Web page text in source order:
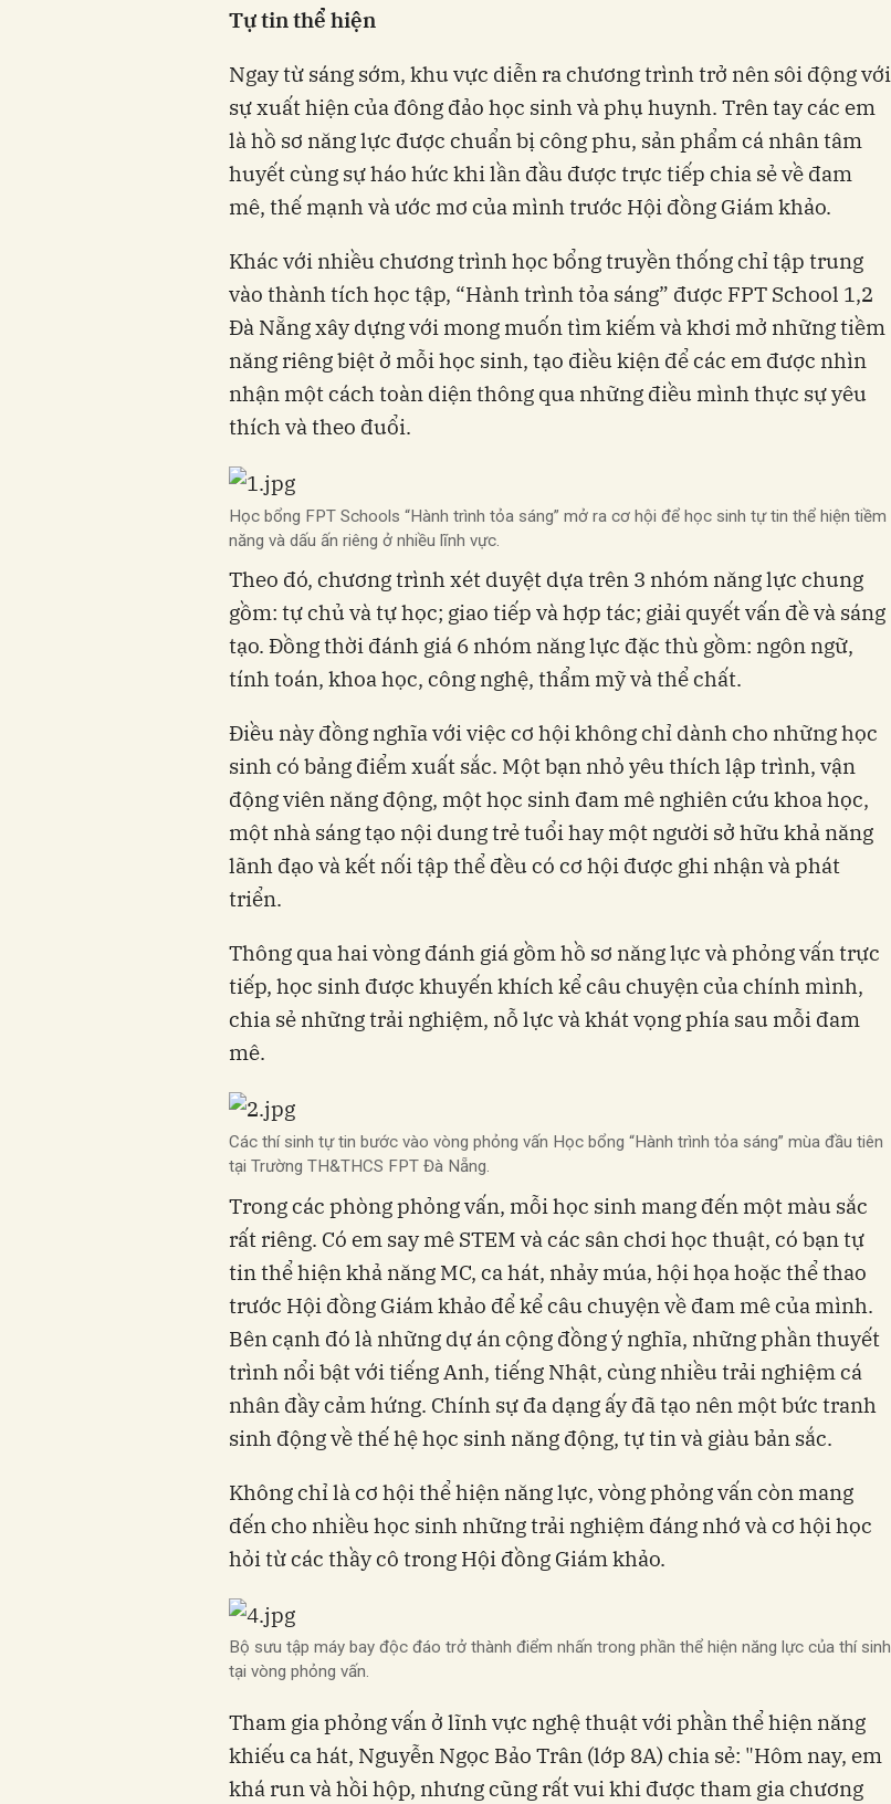
Tự tin thể hiện
Ngay từ sáng sớm, khu vực diễn ra chương trình trở nên sôi động với
sự xuất hiện của đông đảo học sinh và phụ huynh. Trên tay các em
là hồ sơ năng lực được chuẩn bị công phu, sản phẩm cá nhân tâm
huyết cùng sự háo hức khi lần đầu được trực tiếp chia sẻ về đam
mê, thế mạnh và ước mơ của mình trước Hội đồng Giám khảo.
Khác với nhiều chương trình học bổng truyền thống chỉ tập trung
vào thành tích học tập, “Hành trình tỏa sáng” được FPT School 1,2
Đà Nẵng xây dựng với mong muốn tìm kiếm và khơi mở những tiềm
năng riêng biệt ở mỗi học sinh, tạo điều kiện để các em được nhìn
nhận một cách toàn diện thông qua những điều mình thực sự yêu
thích và theo đuổi.
Học bổng FPT Schools “Hành trình tỏa sáng” mở ra cơ hội để học sinh tự tin thể hiện tiềm
năng và dấu ấn riêng ở nhiều lĩnh vực.
Theo đó, chương trình xét duyệt dựa trên 3 nhóm năng lực chung
gồm: tự chủ và tự học; giao tiếp và hợp tác; giải quyết vấn đề và sáng
tạo. Đồng thời đánh giá 6 nhóm năng lực đặc thù gồm: ngôn ngữ,
tính toán, khoa học, công nghệ, thẩm mỹ và thể chất.
Điều này đồng nghĩa với việc cơ hội không chỉ dành cho những học
sinh có bảng điểm xuất sắc. Một bạn nhỏ yêu thích lập trình, vận
động viên năng động, một học sinh đam mê nghiên cứu khoa học,
một nhà sáng tạo nội dung trẻ tuổi hay một người sở hữu khả năng
lãnh đạo và kết nối tập thể đều có cơ hội được ghi nhận và phát
triển.
Thông qua hai vòng đánh giá gồm hồ sơ năng lực và phỏng vấn trực
tiếp, học sinh được khuyến khích kể câu chuyện của chính mình,
chia sẻ những trải nghiệm, nỗ lực và khát vọng phía sau mỗi đam
mê.
Các thí sinh tự tin bước vào vòng phỏng vấn Học bổng “Hành trình tỏa sáng” mùa đầu tiên
tại Trường TH&THCS FPT Đà Nẵng.
Trong các phòng phỏng vấn, mỗi học sinh mang đến một màu sắc
rất riêng. Có em say mê STEM và các sân chơi học thuật, có bạn tự
tin thể hiện khả năng MC, ca hát, nhảy múa, hội họa hoặc thể thao
trước Hội đồng Giám khảo để kể câu chuyện về đam mê của mình.
Bên cạnh đó là những dự án cộng đồng ý nghĩa, những phần thuyết
trình nổi bật với tiếng Anh, tiếng Nhật, cùng nhiều trải nghiệm cá
nhân đầy cảm hứng. Chính sự đa dạng ấy đã tạo nên một bức tranh
sinh động về thế hệ học sinh năng động, tự tin và giàu bản sắc.
Không chỉ là cơ hội thể hiện năng lực, vòng phỏng vấn còn mang
đến cho nhiều học sinh những trải nghiệm đáng nhớ và cơ hội học
hỏi từ các thầy cô trong Hội đồng Giám khảo.
Bộ sưu tập máy bay độc đáo trở thành điểm nhấn trong phần thể hiện năng lực của thí sinh
tại vòng phỏng vấn.
Tham gia phỏng vấn ở lĩnh vực nghệ thuật với phần thể hiện năng
khiếu ca hát, Nguyễn Ngọc Bảo Trân (lớp 8A) chia sẻ: "Hôm nay, em
khá run và hồi hộp, nhưng cũng rất vui khi được tham gia chương